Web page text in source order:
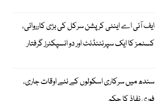
ایف آئی اے اینٹی کرپشن سرکل کی بڑی کارروائی،
کسٹمز کا ایک سپرنٹنڈنٹ اور دو انسپکٹرز گرفتار
سندھ میں سرکاری اسکولوں کے نئے اوقات جاری،